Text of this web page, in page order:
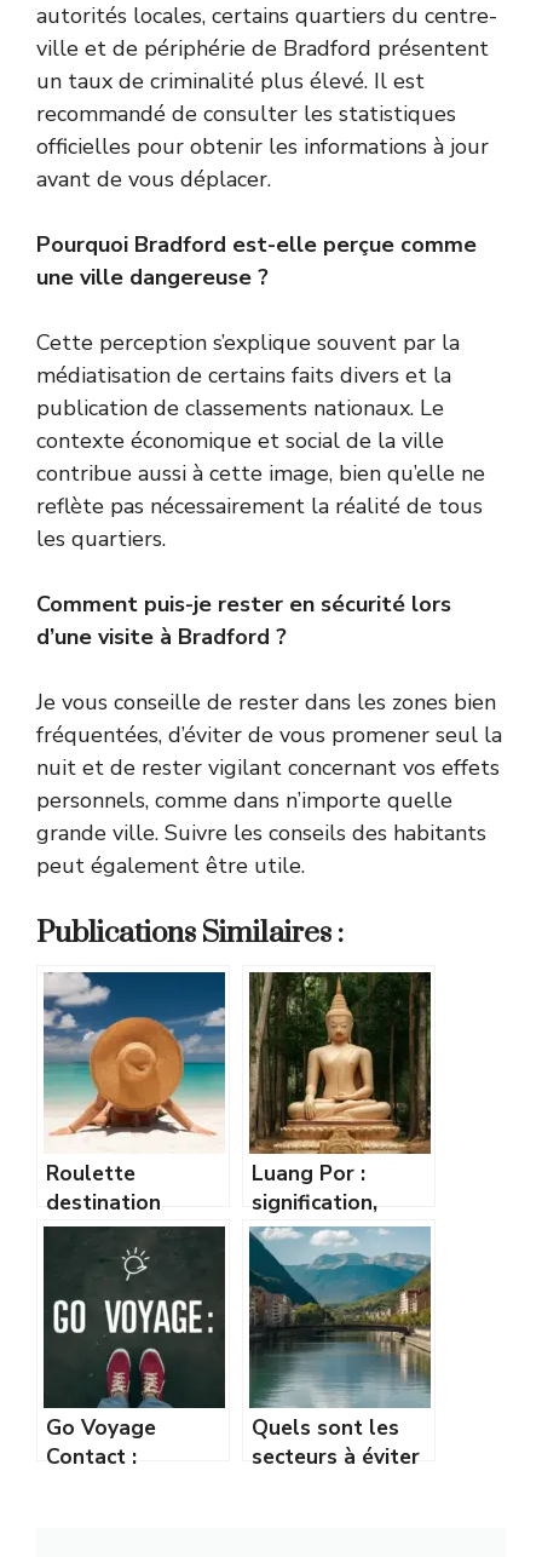
autorités locales, certains quartiers du centre-
ville et de périphérie de Bradford présentent
un taux de criminalité plus élevé. Il est
recommandé de consulter les statistiques
officielles pour obtenir les informations à jour
avant de vous déplacer.
Pourquoi Bradford est-elle perçue comme
une ville dangereuse ?
Cette perception s’explique souvent par la
médiatisation de certains faits divers et la
publication de classements nationaux. Le
contexte économique et social de la ville
contribue aussi à cette image, bien qu’elle ne
reflète pas nécessairement la réalité de tous
les quartiers.
Comment puis-je rester en sécurité lors
d’une visite à Bradford ?
Je vous conseille de rester dans les zones bien
fréquentées, d’éviter de vous promener seul la
nuit et de rester vigilant concernant vos effets
personnels, comme dans n’importe quelle
grande ville. Suivre les conseils des habitants
peut également être utile.
Publications Similaires :
Roulette
destination
vacancesmania.co
m : trouvez votre
prochain voyage
idéal
Luang Por :
signification,
histoire et
influence de ce
terme bouddhiste
Go Voyage
Contact :
Quels sont les
secteurs à éviter